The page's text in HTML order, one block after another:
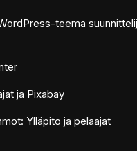
teema
ja Pixabay
Ylläpito ja pelaajat